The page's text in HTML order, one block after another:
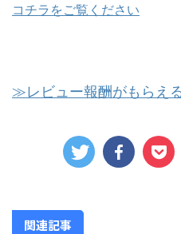
コチラをご覧ください
≫レビュー報酬がもらえ
関連記事